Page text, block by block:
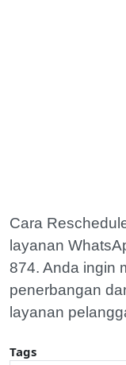
Cara
layanan
874. Anda ingin
penerbangan
layanan
Tags